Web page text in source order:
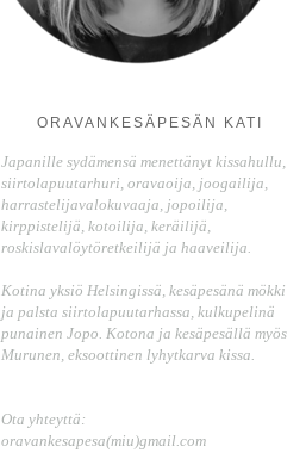
ORAVANKESÄPESÄN KATI
Japanille sydämensä menettänyt kissahullu,
siirtolapuutarhuri, oravaoija, joogailija,
harrastelijavalokuvaaja, jopoilija,
kirppistelijä, kotoilija, keräilijä,
roskislavalöytöretkeilijä ja haaveilija.
Kotina yksiö Helsingissä, kesäpesänä mökki
ja palsta siirtolapuutarhassa, kulkupelinä
punainen Jopo. Kotona ja kesäpesällä myös
Murunen, eksoottinen lyhytkarva kissa.
Ota yhteyttä:
oravankesapesa(miu)gmail.com